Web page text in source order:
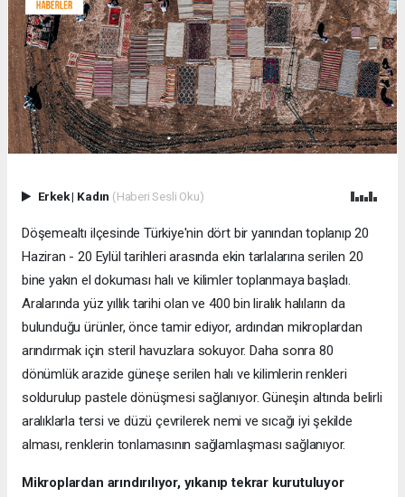
Erkek| Kadın (Haberi Sesli Oku)
Döşemealtı ilçesinde Türkiye'nin dört bir yanından toplanıp 20
Haziran - 20 Eylül tarihleri arasında ekin tarlalarına serilen 20
bine yakın el dokuması halı ve kilimler toplanmaya başladı.
Aralarında yüz yıllık tarihi olan ve 400 bin liralık halıların da
bulunduğu ürünler, önce tamir ediyor, ardından mikroplardan
arındırmak için steril havuzlara sokuyor. Daha sonra 80
dönümlük arazide güneşe serilen halı ve kilimlerin renkleri
soldurulup pastele dönüşmesi sağlanıyor. Güneşin altında belirli
aralıklarla tersi ve düzü çevrilerek nemi ve sıcağı iyi şekilde
alması, renklerin tonlamasının sağlamlaşması sağlanıyor.
Mikroplardan arındırılıyor, yıkanıp tekrar kurutuluyor